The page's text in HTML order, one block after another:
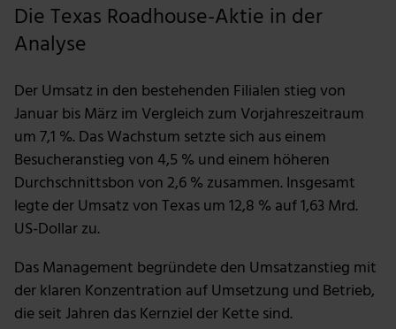
Die Texas Roadhouse-Aktie in der
Analyse
Der Umsatz in den bestehenden Filialen stieg von
Januar bis März im Vergleich zum Vorjahreszeitraum
um 7,1 %. Das Wachstum setzte sich aus einem
Besucheranstieg von 4,5 % und einem höheren
Durchschnittsbon von 2,6 % zusammen. Insgesamt
legte der Umsatz von Texas um 12,8 % auf 1,63 Mrd.
US-Dollar zu.
Das Management begründete den Umsatzanstieg mit
der klaren Konzentration auf Umsetzung und Betrieb,
die seit Jahren das Kernziel der Kette sind.